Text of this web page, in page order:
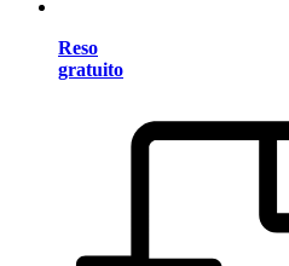
Reso
gratuito